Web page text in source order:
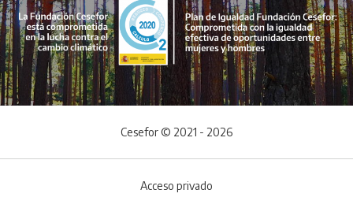
Cesefor © 2021 - 2026
Acceso privado